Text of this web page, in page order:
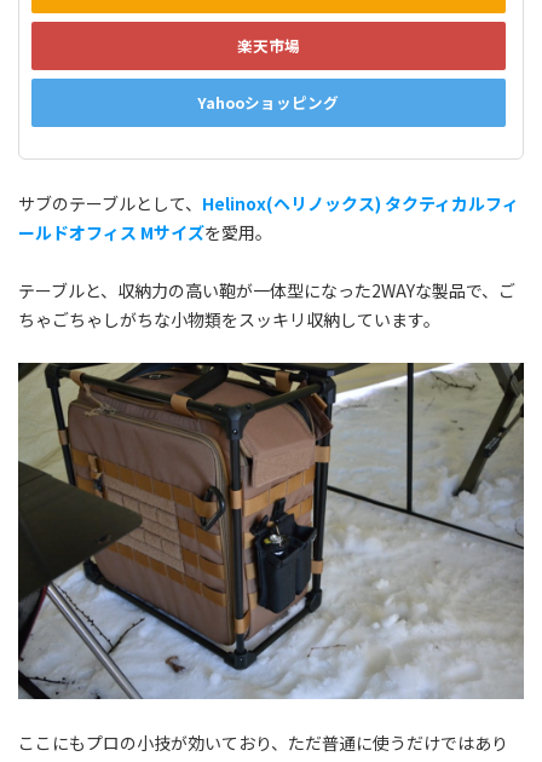
楽天市場
Yahooショッピング
サブのテーブルとして、 Helinox(ヘリノックス) タクティカルフィ
ールドオフィス Mサイズを愛用。
テーブルと、収納力の高い鞄が一体型になった2WAYな製品で、ご
ちゃごちゃしがちな小物類をスッキリ収納しています。
ここにもプロの小技が効いており、ただ普通に使うだけではあり